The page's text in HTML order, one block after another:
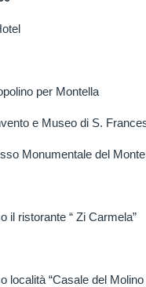
per Montella
e Museo di S.
Monumentale del
il ristorante “ Zi Carmela”
località “Casale del Molino